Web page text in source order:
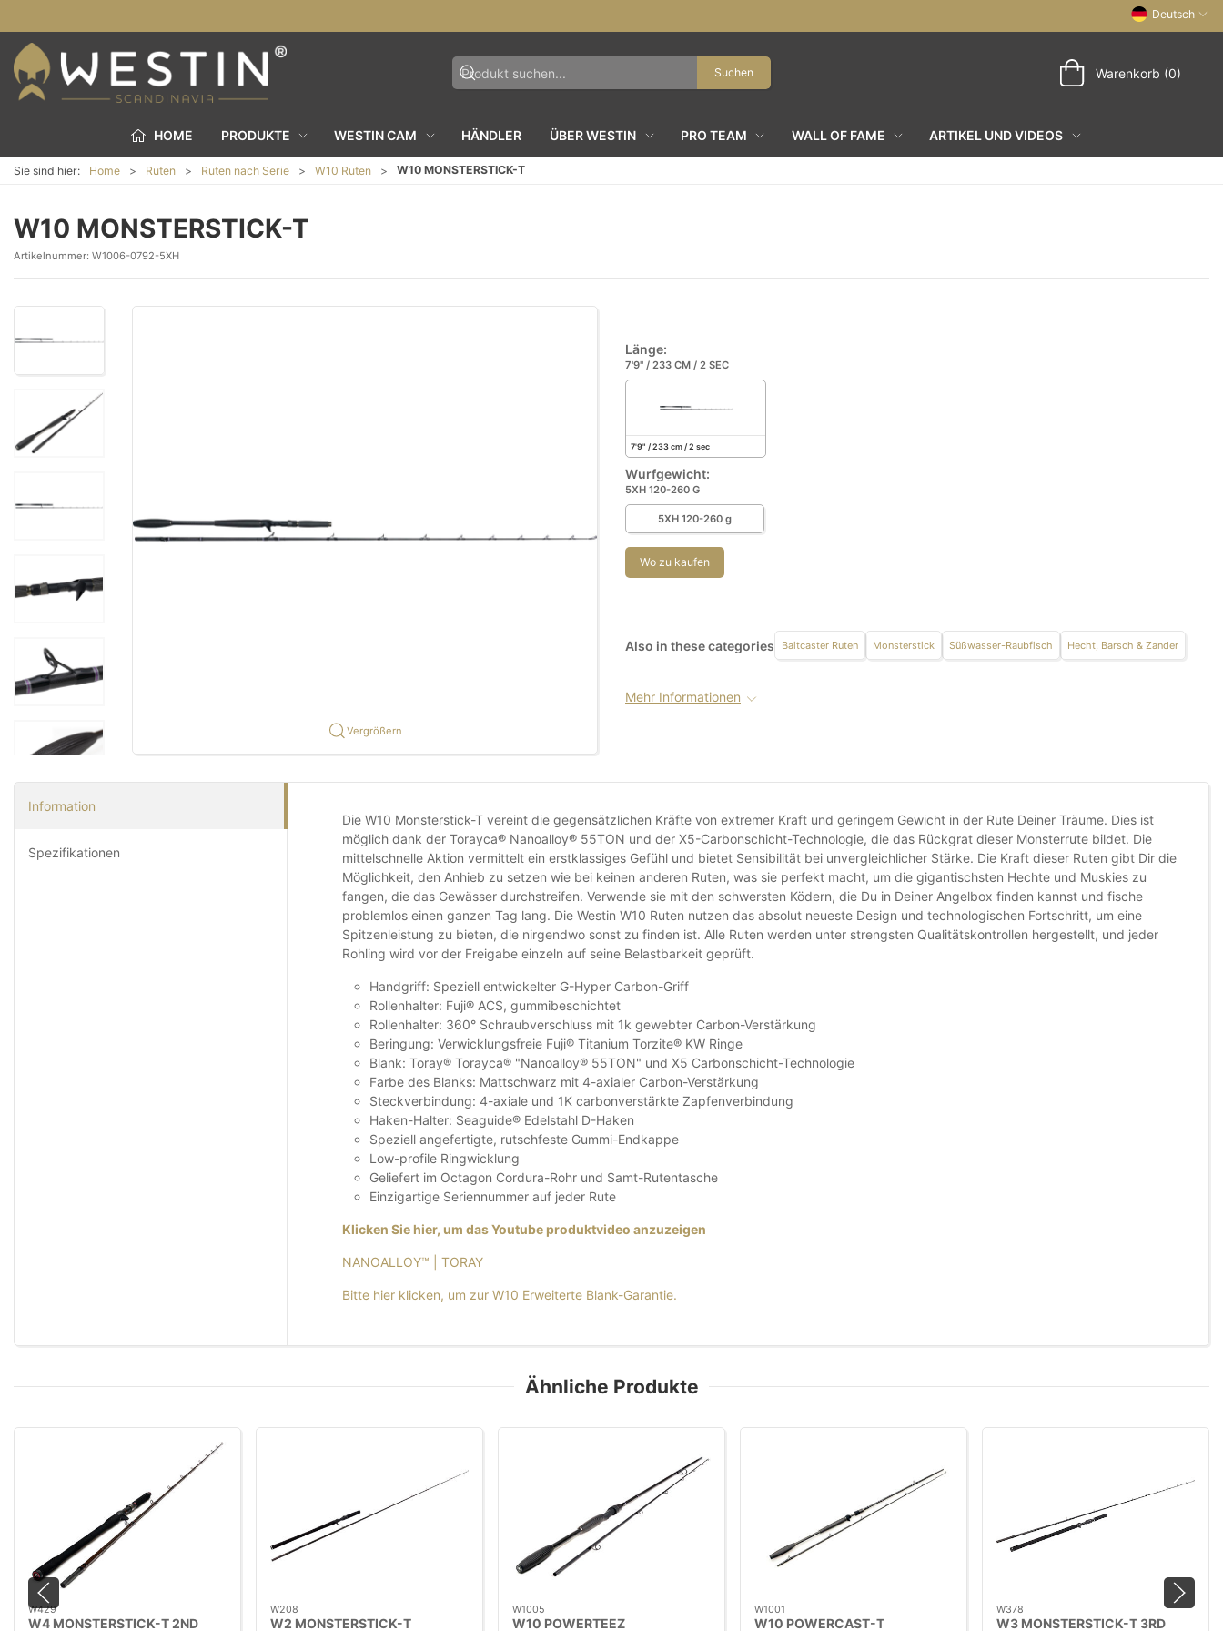
Deutsch
Suchen Warenkorb (0)
HOME PRODUKTE WESTIN CAM HÄNDLER ÜBER WESTIN PRO TEAM WALL OF FAME ARTIKEL UND VIDEOS
Sie sind hier: Home Ruten Ruten nach Serie W10 Ruten W10 MONSTERSTICK-T
W10 MONSTERSTICK-T
Artikelnummer: W1006-0792-5XH
Vergrößern
Länge:
7'9" / 233 CM / 2 SEC
7'9" / 233 cm / 2 sec
Wurfgewicht:
5XH 120-260 G
5XH 120-260 g
Wo zu kaufen
Also in these categories Baitcaster Ruten Monsterstick Süßwasser-Raubfisch Hecht, Barsch & Zander
Mehr Informationen
Information
Spezifikationen
Die W10 Monsterstick-T vereint die gegensätzlichen Kräfte von extremer Kraft und geringem Gewicht in der Rute Deiner Träume. Dies ist
möglich dank der Torayca® Nanoalloy® 55TON und der X5-Carbonschicht-Technologie, die das Rückgrat dieser Monsterrute bildet. Die
mittelschnelle Aktion vermittelt ein erstklassiges Gefühl und bietet Sensibilität bei unvergleichlicher Stärke. Die Kraft dieser Ruten gibt Dir die
Möglichkeit, den Anhieb zu setzen wie bei keinen anderen Ruten, was sie perfekt macht, um die gigantischsten Hechte und Muskies zu
fangen, die das Gewässer durchstreifen. Verwende sie mit den schwersten Ködern, die Du in Deiner Angelbox finden kannst und fische
problemlos einen ganzen Tag lang. Die Westin W10 Ruten nutzen das absolut neueste Design und technologischen Fortschritt, um eine
Spitzenleistung zu bieten, die nirgendwo sonst zu finden ist. Alle Ruten werden unter strengsten Qualitätskontrollen hergestellt, und jeder
Rohling wird vor der Freigabe einzeln auf seine Belastbarkeit geprüft.
Handgriff: Speziell entwickelter G-Hyper Carbon-Griff
Rollenhalter: Fuji® ACS, gummibeschichtet
Rollenhalter: 360° Schraubverschluss mit 1k gewebter Carbon-Verstärkung
Beringung: Verwicklungsfreie Fuji® Titanium Torzite® KW Ringe
Blank: Toray® Torayca® "Nanoalloy® 55TON" und X5 Carbonschicht-Technologie
Farbe des Blanks: Mattschwarz mit 4-axialer Carbon-Verstärkung
Steckverbindung: 4-axiale und 1K carbonverstärkte Zapfenverbindung
Haken-Halter: Seaguide® Edelstahl D-Haken
Speziell angefertigte, rutschfeste Gummi-Endkappe
Low-profile Ringwicklung
Geliefert im Octagon Cordura-Rohr und Samt-Rutentasche
Einzigartige Seriennummer auf jeder Rute
Klicken Sie hier, um das Youtube produktvideo anzuzeigen
NANOALLOY™ | TORAY
Bitte hier klicken, um zur W10 Erweiterte Blank-Garantie.
Ähnliche Produkte
W429
W4 MONSTERSTICK-T 2ND
W208
W2 MONSTERSTICK-T
W1005
W10 POWERTEEZ
W1001
W10 POWERCAST-T
W378
W3 MONSTERSTICK-T 3RD